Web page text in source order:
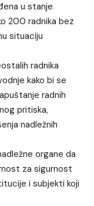
u stanje
200 radnika bez
situaciju
radnika
kako bi se
radnih
pritiska,
nadležnih
organe da
za sigurnost
i subjekti koji